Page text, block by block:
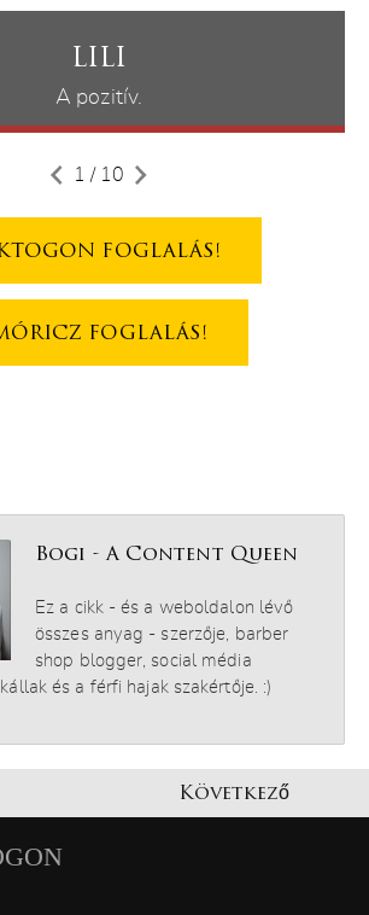
LILI
A pozitív.
1 / 10
FOGLALÁS!
FOGLALÁS!
Bogi - A Content Queen
Ez a cikk - és a weboldalon lévő
összes anyag - szerzője, barber
shop blogger, social média
és a férfi hajak szakértője. :)
Következő